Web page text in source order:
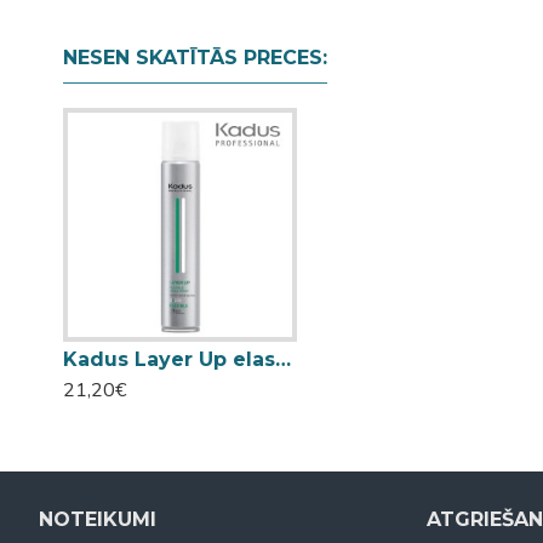
NESEN SKATĪTĀS PRECES:
Kadus Layer Up elastīgas fiksācijas matu laka 500ml
21,20€
NOTEIKUMI